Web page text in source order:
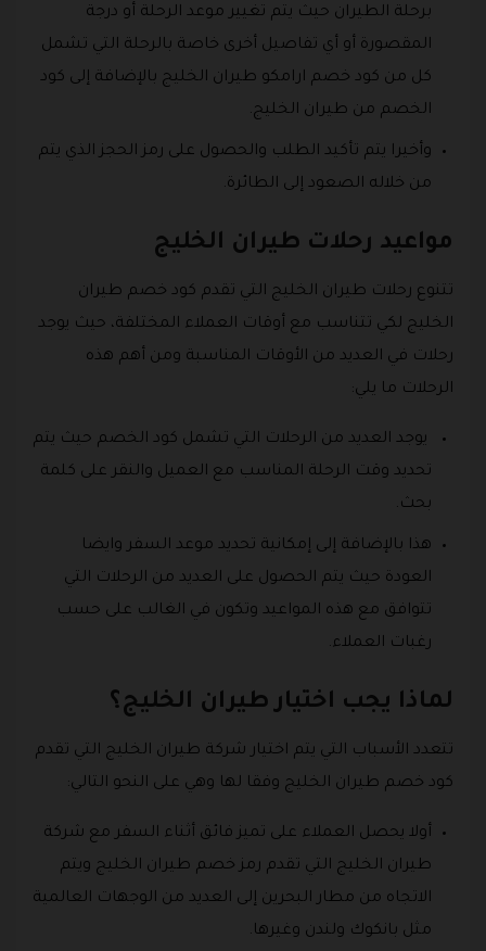
برحلة الطيران حيث يتم تغيير موعد الرحلة أو درجة
المقصورة أو أي تفاصيل أخرى خاصة بالرحلة التي تشمل
كل من كود خصم ارامكو طيران الخليج بالإضافة إلى كود
الخصم من طيران الخليج.
وأخيرا يتم تأكيد الطلب والحصول على رمز الحجز الذي يتم
من خلاله الصعود إلى الطائرة.
مواعيد رحلات طيران الخليج
تتنوع رحلات طيران الخليج التي تقدم كود خصم طيران
الخليج لكي تتناسب مع أوقات العملاء المختلفة، حيث يوجد
رحلات في العديد من الأوقات المناسبة ومن أهم هذه
الرحلات ما يلي:
يوجد العديد من الرحلات التي تشمل كود الخصم حيث يتم
تحديد وقت الرحلة المناسب مع العميل والنقر على كلمة
بحث.
هذا بالإضافة إلى إمكانية تحديد موعد السفر وايضا
العودة حيث يتم الحصول على العديد من الرحلات التي
تتوافق مع هذه المواعيد وتكون في الغالب على حسب
رغبات العملاء.
لماذا يجب اختيار طيران الخليج؟
تتعدد الأسباب التي يتم اختيار شركة طيران الخليج التي تقدم
كود خصم طيران الخليج وفقا لها وهي على النحو التالي:
أولا يحصل العملاء على تميز فائق أثناء السفر مع شركة
طيران الخليج التي تقدم رمز خصم طيران الخليج ويتم
الاتجاه من مطار البحرين إلى العديد من الوجهات العالمية
مثل بانكوك ولندن وغيرها.